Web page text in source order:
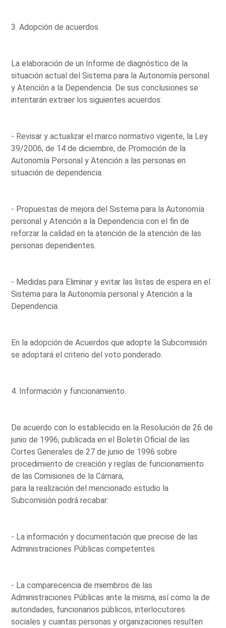
3. Adopción de acuerdos.
La elaboración de un Informe de diagnóstico de la
situación actual del Sistema para la Autonomía personal
y Atención a la Dependencia. De sus conclusiones se
intentarán extraer los siguientes acuerdos:
- Revisar y actualizar el marco normativo vigente, la Ley
39/2006, de 14 de diciembre, de Promoción de la
Autonomía Personal y Atención a las personas en
situación de dependencia.
- Propuestas de mejora del Sistema para la Autonomía
personal y Atención a la Dependencia con el fin de
reforzar la calidad en la atención de la atención de las
personas dependientes.
- Medidas para Eliminar y evitar las listas de espera en el
Sistema para la Autonomía personal y Atención a la
Dependencia.
En la adopción de Acuerdos que adopte la Subcomisión
se adoptará el criterio del voto ponderado.
4. Información y funcionamiento.
De acuerdo con lo establecido en la Resolución de 26 de
junio de 1996, publicada en el Boletín Oficial de las
Cortes Generales de 27 de junio de 1996 sobre
procedimiento de creación y reglas de funcionamiento
de las Comisiones de la Cámara,
para la realización del mencionado estudio la
Subcomisión podrá recabar:
- La información y documentación que precise de las
Administraciones Públicas competentes.
- La comparecencia de miembros de las
Administraciones Públicas ante la misma, así como la de
autoridades, funcionarios públicos, interlocutores
sociales y cuantas personas y organizaciones resulten